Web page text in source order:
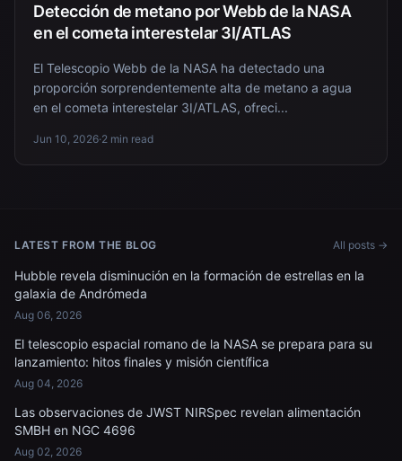
Detección de metano por Webb de la NASA
en el cometa interestelar 3I/ATLAS
El Telescopio Webb de la NASA ha detectado una
proporción sorprendentemente alta de metano a agua
en el cometa interestelar 3I/ATLAS, ofreci...
Jun 10, 2026·2 min read
LATEST FROM THE BLOG All posts →
Hubble revela disminución en la formación de estrellas en la
galaxia de Andrómeda
Aug 06, 2026
El telescopio espacial romano de la NASA se prepara para su
lanzamiento: hitos finales y misión científica
Aug 04, 2026
Las observaciones de JWST NIRSpec revelan alimentación
SMBH en NGC 4696
Aug 02, 2026